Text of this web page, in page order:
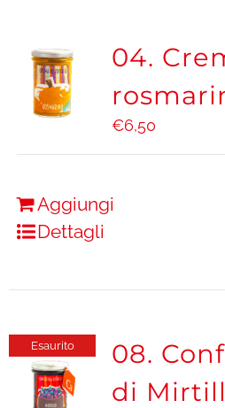
04.
€6,50
Aggiungi
Dettagli
Esaurito
08.
di